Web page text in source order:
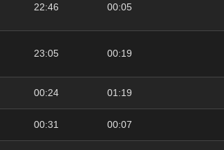
22:46 00:05
23:05 00:19
00:24 01:19
00:31 00:07